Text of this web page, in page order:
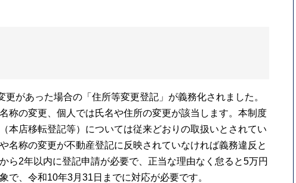
があった場合の「住所等変更登記」が義務化されました。
称の変更、個人では氏名や住所の変更が該当します。本制度
本店移転登記等）については従来どおりの取扱いとされてい
名称の変更が不動産登記に反映されていなければ義務違反と
ら2年以内に登記申請が必要で、正当な理由なく怠ると5万円
で、令和10年3月31日までに対応が必要です。